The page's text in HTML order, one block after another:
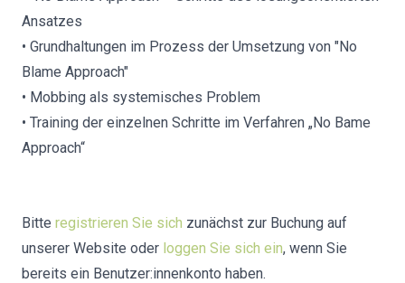
Ansatzes
• Grundhaltungen im Prozess der Umsetzung von "No
Blame Approach"
• Mobbing als systemisches Problem
• Training der einzelnen Schritte im Verfahren „No Bame
Approach“
Bitte registrieren Sie sich zunächst zur Buchung auf
unserer Website oder loggen Sie sich ein, wenn Sie
bereits ein Benutzer:innenkonto haben.